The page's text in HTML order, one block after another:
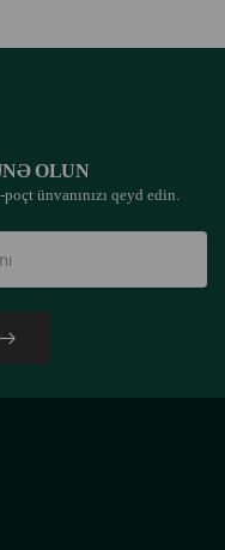
OLUN
ünvanınızı qeyd edin.